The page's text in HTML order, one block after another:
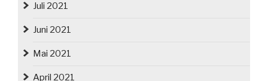
Juli 2021
Juni 2021
Mai 2021
April 2021